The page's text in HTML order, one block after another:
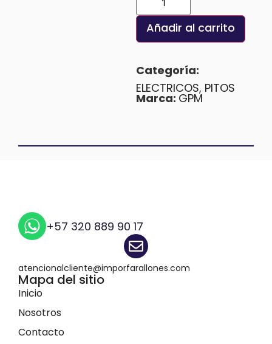
Añadir al carrito
Categoría:
ELECTRICOS, PITOS
Marca: GPM
+57 320 889 90 17
atencionalcliente@imporfarallones.com
Mapa del sitio
Inicio
Nosotros
Contacto